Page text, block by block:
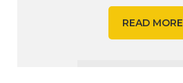
READ MORE